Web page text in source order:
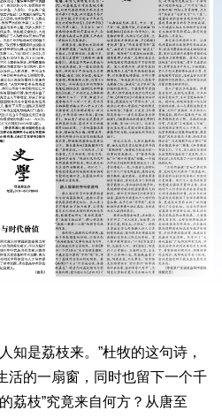
是荔枝来。”杜牧的这句诗，
活的一扇窗，同时也留下一个千
荔枝”究竟来自何方？从唐至